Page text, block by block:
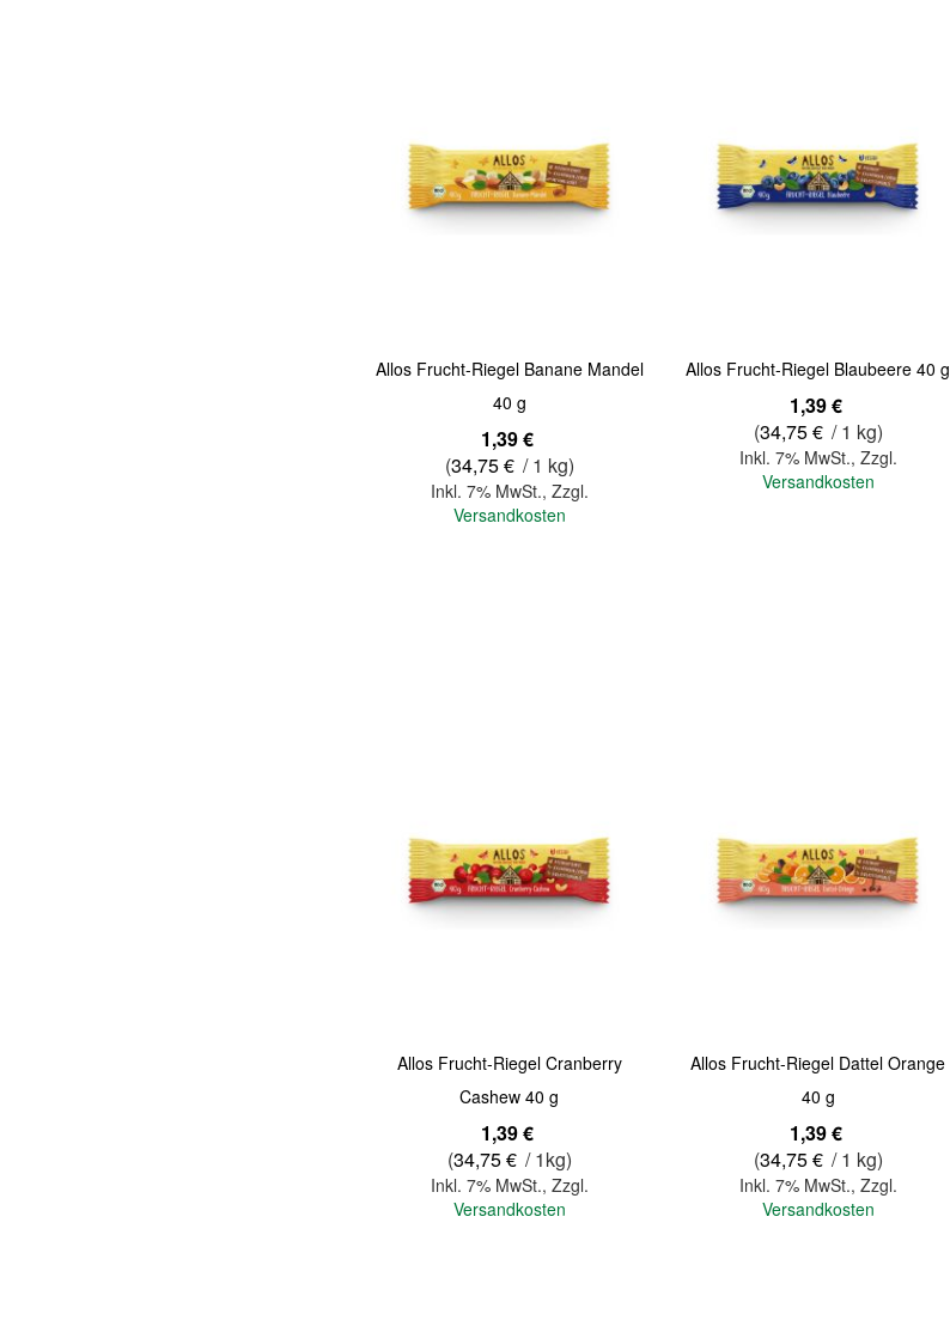
Quickview Quickview
Allos Frucht-Riegel Banane Mandel
40 g
1,39 €
(34,75 € / 1 kg)
Inkl. 7% MwSt., Zzgl.
Versandkosten
Quickview
Allos Frucht-Riegel Blaubeere 40 g
1,39 €
(34,75 € / 1 kg)
Inkl. 7% MwSt., Zzgl.
Versandkosten
Quickview
Allos Frucht-Riegel Cranberry
Cashew 40 g
1,39 €
(34,75 € / 1kg)
Inkl. 7% MwSt., Zzgl.
Versandkosten
Allos Frucht-Riegel Dattel Orange
40 g
1,39 €
(34,75 € / 1 kg)
Inkl. 7% MwSt., Zzgl.
Versandkosten